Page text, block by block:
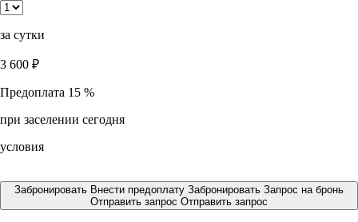
за сутки
3 600 ₽
Предоплата 15 %
при заселении сегодня
условия
Забронировать Внести предоплату Забронировать Запрос на бронь
Отправить запрос Отправить запрос